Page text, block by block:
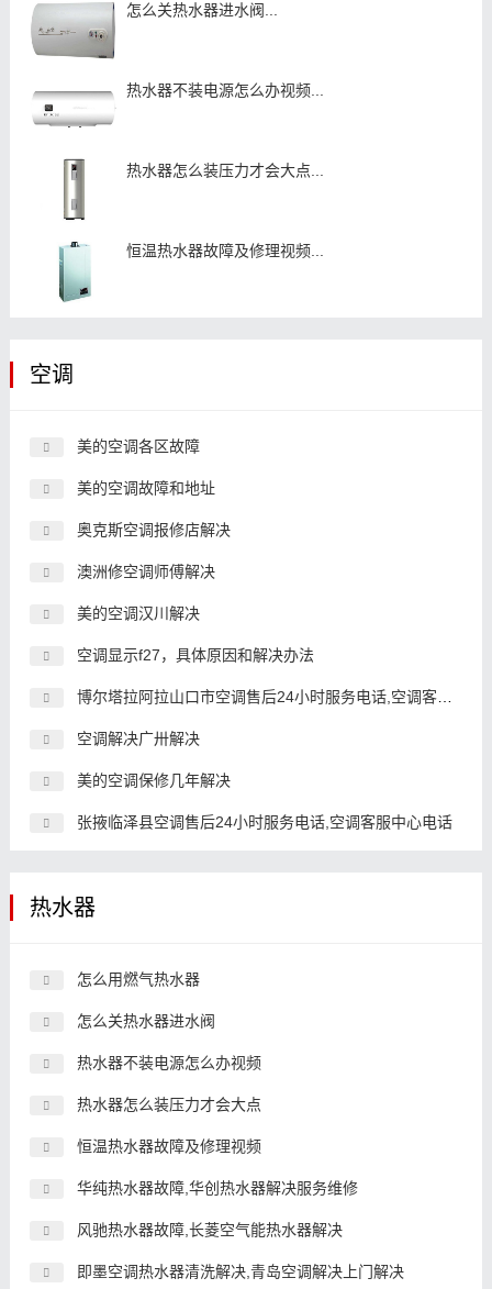
怎么关热水器进水阀...
热水器不装电源怎么办视频...
热水器怎么装压力才会大点...
恒温热水器故障及修理视频...
空调
美的空调各区故障
美的空调故障和地址
奥克斯空调报修店解决
澳洲修空调师傅解决
美的空调汉川解决
空调显示f27，具体原因和解决办法
博尔塔拉阿拉山口市空调售后24小时服务电话,空调客服中心电话
空调解决广卅解决
美的空调保修几年解决
张掖临泽县空调售后24小时服务电话,空调客服中心电话
热水器
怎么用燃气热水器
怎么关热水器进水阀
热水器不装电源怎么办视频
热水器怎么装压力才会大点
恒温热水器故障及修理视频
华纯热水器故障,华创热水器解决服务维修
风驰热水器故障,长菱空气能热水器解决
即墨空调热水器清洗解决,青岛空调解决上门解决